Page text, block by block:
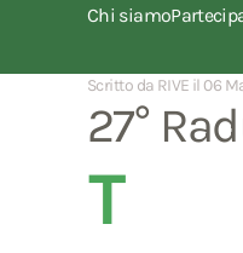
Chi siamo
Scritto da RIVE il 06
27°
T